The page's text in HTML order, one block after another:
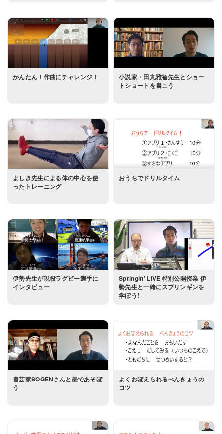
かんたん！作曲にチャレンジ！
小説家・田丸雅智先生とショー
トショートを書こう
よしき先生による体の中心を使
ったトレーニング
おうちでドリルタイム
伊勢先生が現役ラグビー選手に
インタビュー
Springin' LIVE 特別公開授業 伊
勢先生と一緒にスプリンギンを
学ぼう!
書芸家SOGENさんと墨であそぼ
う
よくおぼえられるべんきょうの
コツ